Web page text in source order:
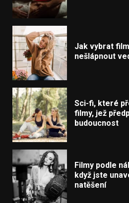
Jak vybrat
nešlápnout
Sci-fi, které
filmy, jež
budoucnost
Filmy podle
když jste
natěšení